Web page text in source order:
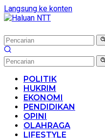
Langsung ke konten
POLITIK
HUKRIM
EKONOMI
PENDIDIKAN
OPINI
OLAHRAGA
LIFESTYLE